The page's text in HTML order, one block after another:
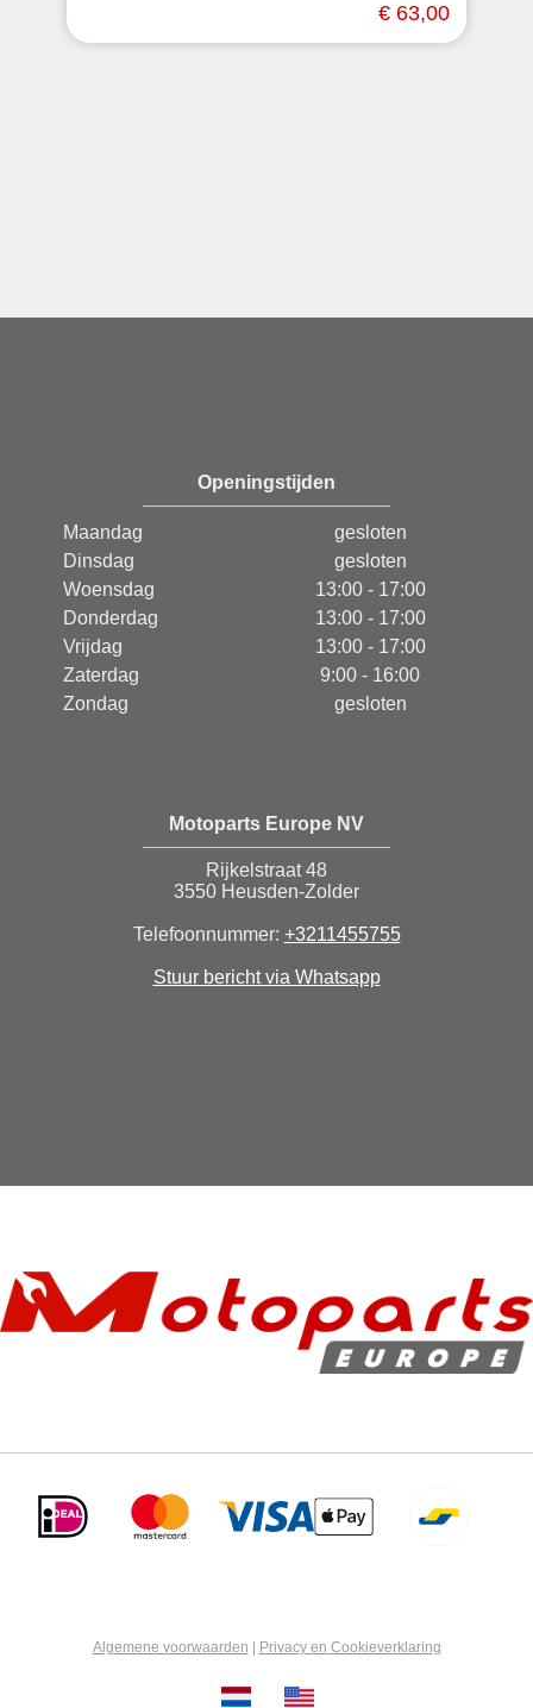
€ 63,00
Openingstijden
Maandag
gesloten
Dinsdag
gesloten
Woensdag
13:00 - 17:00
Donderdag
13:00 - 17:00
Vrijdag
13:00 - 17:00
Zaterdag
9:00 - 16:00
Zondag
gesloten
Motoparts Europe NV
Rijkelstraat 48
3550 Heusden-Zolder
Telefoonnummer: +3211455755
Stuur bericht via Whatsapp
Algemene voorwaarden Privacy en Cookieverklaring